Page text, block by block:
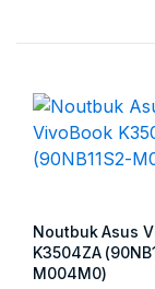
Noutbuk Asus
K3504ZA
M004M0)